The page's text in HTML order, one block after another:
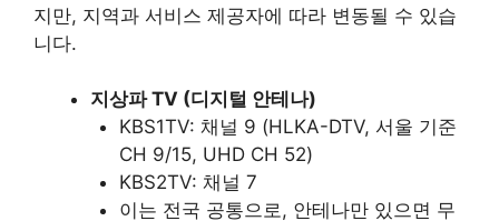
지만, 지역과 서비스 제공자에 따라 변동될 수 있습
니다.
지상파 TV (디지털 안테나)
KBS1TV: 채널 9 (HLKA-DTV, 서울 기준
CH 9/15, UHD CH 52)
KBS2TV: 채널 7
이는 전국 공통으로, 안테나만 있으면 무